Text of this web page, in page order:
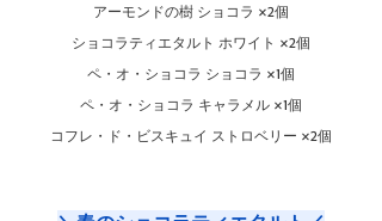
アーモンドの樹 ショコラ ×2個
ショコラティエタルト ホワイト ×2個
ペ・オ・ショコラ ショコラ ×1個
ペ・オ・ショコラ キャラメル ×1個
コフレ・ド・ビスキュイ ストロベリー ×2個